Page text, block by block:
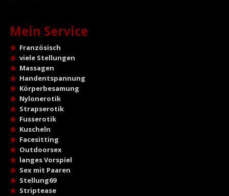
Mein Service
Französisch
viele Stellungen
Massagen
Handentspannung
Körperbesamung
Nylonerotik
Strapserotik
Fusserotik
Kuscheln
Facesitting
Outdoorsex
langes Vorspiel
Sex mit Paaren
Stellung69
Striptease